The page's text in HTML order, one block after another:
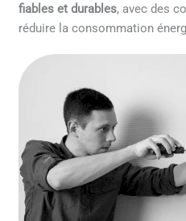
fiables et durables, avec des
réduire la consommation